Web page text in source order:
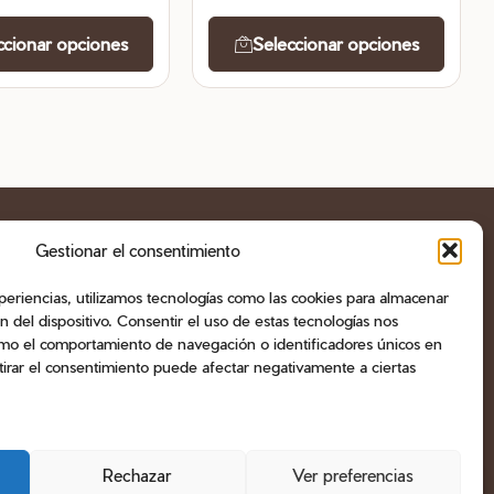
Gestionar el consentimiento
utilizamos tecnologías como las cookies para almacenar
del dispositivo. Consentir el uso de estas tecnologías nos
el comportamiento de navegación o identificadores únicos en
el consentimiento puede afectar negativamente a ciertas
Rechazar Ver preferencias
opciones
tiene
múltiples
elegir
la
página
de
Seleccionar opciones
tiene
elegir
de
CONTACTO
Teléfono
+34 603 470 905
Email
info@buduprofi.com
WhatsApp